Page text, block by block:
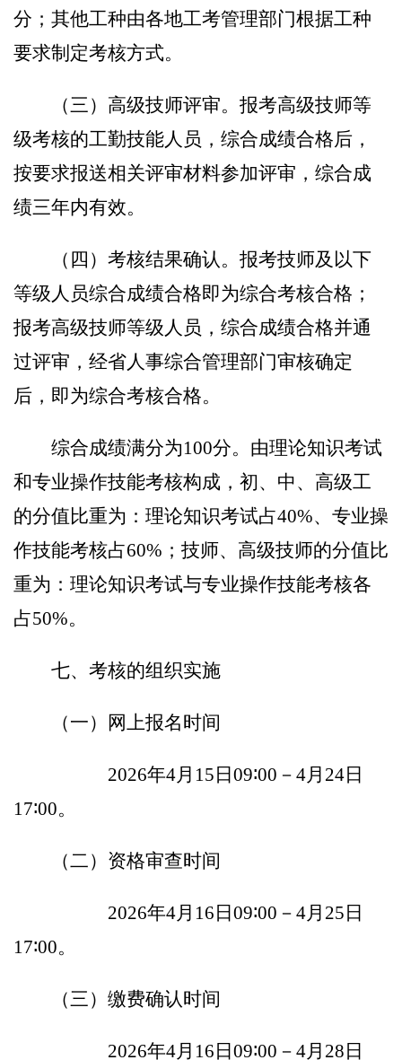
分；其他工种由各地工考管理部门根据工种
要求制定考核方式。
（三）高级技师评审。 报考高级技师等
级考核的工勤技能人员，综合成绩合格后，
按要求报送相关评审材料参加评审，综合成
绩三年内有效。
（四）考核结果确认。 报考技师及以下
等级人员综合成绩合格即为综合考核合格；
报考高级技师等级人员，综合成绩合格并通
过评审，经省人事综合管理部门审核确定
后，即为综合考核合格。
综合成绩满分为100分。由理论知识考试
和专业操作技能考核构成，初、中、高级工
的分值比重为：理论知识考试占40%、专业操
作技能考核占60% ；技师、高级技师的分值比
重为：理论知识考试与专业操作技能考核各
占50%。
七、考核的组织实施
（一）网上报名时间
2026年4月 15 日 09∶00 － 4月 24日
17∶00。
（二）资格审查时间
2026年4月 16 日 09∶00 － 4月 25 日
17∶00。
（三）缴费确认时间
2026年4月 16 日 09∶00 － 4月 28 日